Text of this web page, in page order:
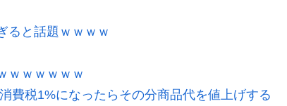
ると話題ｗｗｗｗ
ｗｗｗｗｗｗ
費税1%になったらその分商品代を値上げする